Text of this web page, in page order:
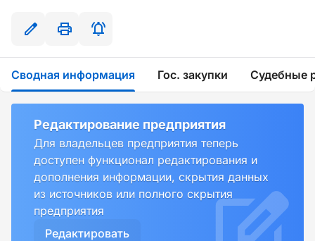
Сводная информация Гос. закупки Судебные
Редактирование предприятия
Для владельцев предприятия теперь
доступен функционал редактирования и
дополнения информации, скрытия данных
из источников или полного скрытия
предприятия
Редактировать